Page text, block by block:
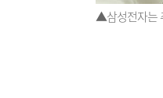
▲삼성전자는